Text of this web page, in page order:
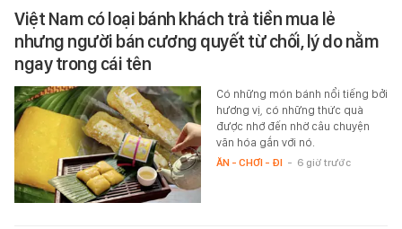
Việt Nam có loại bánh khách trả tiền mua lẻ
nhưng người bán cương quyết từ chối, lý do nằm
ngay trong cái tên
Có những món bánh nổi tiếng bởi
hương vị, có những thức quà
được nhớ đến nhờ câu chuyện
văn hóa gắn với nó.
ĂN - CHƠI - ĐI - 6 giờ trước